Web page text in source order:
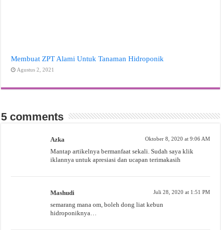
Membuat ZPT Alami Untuk Tanaman Hidroponik
Agustus 2, 2021
5 comments
Azka Oktober 8, 2020 at 9:06 AM
Mantap artikelnya bermanfaat sekali. Sudah saya klik
iklannya untuk apresiasi dan ucapan terimakasih
Mashudi Juli 28, 2020 at 1:51 PM
semarang mana om, boleh dong liat kebun
hidroponiknya…